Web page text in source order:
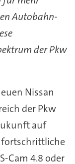
Autobahn-
der Pkw
Nissan
der Pkw
auf
fortschrittliche
Cam 4.8 oder